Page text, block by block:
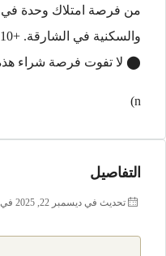
من فرصة امتلاك وحدة في
والسكنية في الشارقة. +971581004910
⬤ لا تفوت فرصة شراء هذه
n)
التفاصيل
تحديث في ديسمبر 22, 2025 في 8:29 ص